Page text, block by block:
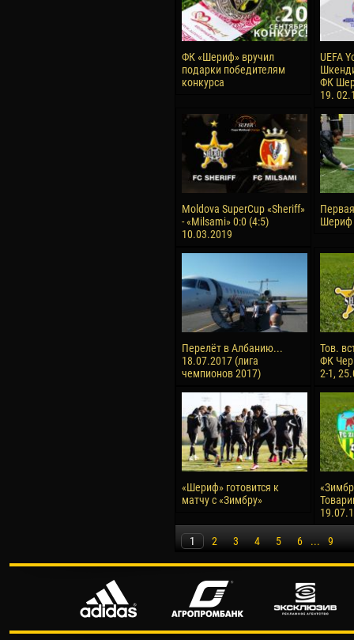
ФК «Шериф» вручил
подарки победителям
конкурса
UEFA
ФК
19.
Moldova SuperCup «Sheriff»
- «Milsami» 0:0 (4:5)
10.03.2019
Шериф
Перелёт в Албанию...
18.07.2017 (лига
чемпионов 2017)
Тов.
ФК
2-1,
«Шериф» готовится к
матчу с «Зимбру»
1 2 3 4 5 6 ... 9